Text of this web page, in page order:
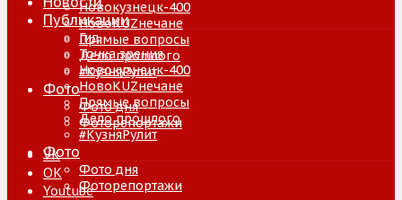
Новокузнецк-400
НовоKUZнечане
Прямые вопросы
Дело прошлого
#КузняРулит
Фото
Фото дня
Фоторепортажи
VK
ОК
Youtube
Публикации
Гид
Точка зрения
Новокузнецк-400
НовоKUZнечане
Прямые вопросы
Дело прошлого
#КузняРулит
Фото
Фото дня
Фоторепортажи